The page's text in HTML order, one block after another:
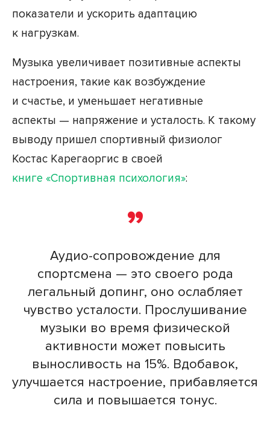
показатели и ускорить адаптацию
к нагрузкам.
Музыка увеличивает позитивные аспекты
настроения, такие как возбуждение
и счастье, и уменьшает негативные
аспекты — напряжение и усталость. К такому
выводу пришел спортивный физиолог
Костас Карегаоргис в своей
книге «Спортивная психология»:
Аудио-сопровождение для
спортсмена — это своего рода
легальный допинг, оно ослабляет
чувство усталости. Прослушивание
музыки во время физической
активности может повысить
выносливость на 15%. Вдобавок,
улучшается настроение, прибавляется
сила и повышается тонус.